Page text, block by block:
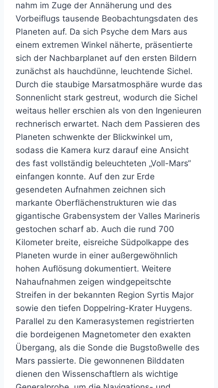
nahm im Zuge der Annäherung und des
Vorbeiflugs tausende Beobachtungsdaten des
Planeten auf. Da sich Psyche dem Mars aus
einem extremen Winkel näherte, präsentierte
sich der Nachbarplanet auf den ersten Bildern
zunächst als hauchdünne, leuchtende Sichel.
Durch die staubige Marsatmosphäre wurde das
Sonnenlicht stark gestreut, wodurch die Sichel
weitaus heller erschien als von den Ingenieuren
rechnerisch erwartet. Nach dem Passieren des
Planeten schwenkte der Blickwinkel um,
sodass die Kamera kurz darauf eine Ansicht
des fast vollständig beleuchteten „Voll-Mars“
einfangen konnte. Auf den zur Erde
gesendeten Aufnahmen zeichnen sich
markante Oberflächenstrukturen wie das
gigantische Grabensystem der Valles Marineris
gestochen scharf ab. Auch die rund 700
Kilometer breite, eisreiche Südpolkappe des
Planeten wurde in einer außergewöhnlich
hohen Auflösung dokumentiert. Weitere
Nahaufnahmen zeigen windgepeitschte
Streifen in der bekannten Region Syrtis Major
sowie den tiefen Doppelring-Krater Huygens.
Parallel zu den Kamerasystemen registrierten
die bordeigenen Magnetometer den exakten
Übergang, als die Sonde die Bugstoßwelle des
Mars passierte. Die gewonnenen Bilddaten
dienen den Wissenschaftlern als wichtige